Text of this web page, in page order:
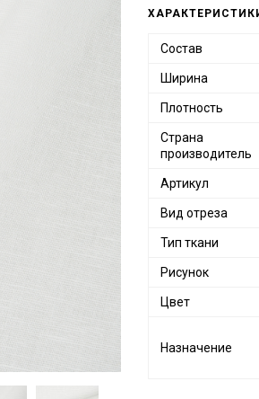
Состав
Ширина
Плотность
Страна
производитель
Артикул
Вид отреза
Тип ткани
Рисунок
Цвет
Назначение